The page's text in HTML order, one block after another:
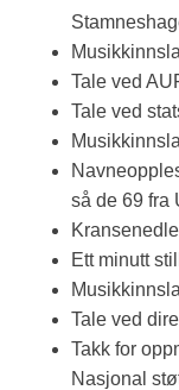
Tale ved
Tale ved
så de 69 fra
Ett minutt
Tale ved
Takk for
Nasjonal